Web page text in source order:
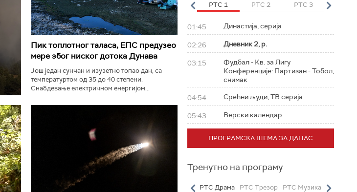
Пик топлотног таласа, ЕПС предузео
мере због ниског дотока Дунава
Још један сунчан и изузетно топао дан, са
температуртом од 35 до 40 степени.
Снабдевање електричном енергијом...
РТС 3 РТС Свет РТС HD РТС 1 РТС 2 РТС 3 РТС
01:45 Династија, серија
02:26 Дневник 2, р.
03:15
Фудбал - Кв. за Лигу
Конференције: Партизан - Тобол,
снимак
04:54 Срећни људи, ТВ серија
05:43 Верски календар
ПРОГРАМСКА ШЕМА ЗА ДАНАС
Тренутно на програму
РТС Класика РТС Полетарац РТС Драма РТС Трезор РТС Музика РТС